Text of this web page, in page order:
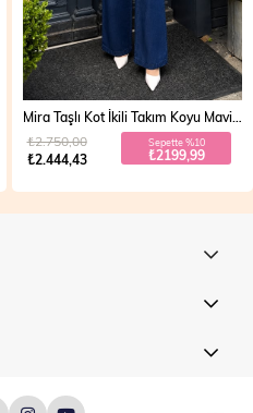
Vera Fermuarlı Denim Takım Açık Mavi 19298
₺2.499,99
₺2.700,00 Sepette %20
₺1999,99